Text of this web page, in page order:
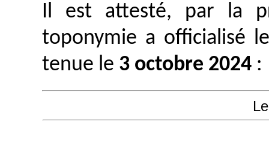
Il est attesté, par la
toponymie a officialisé
tenue le 3 octobre 2024 :